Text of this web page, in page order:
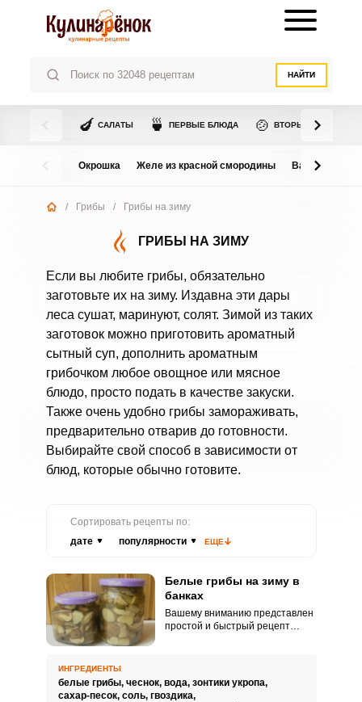
НАЙТИ
🍆 САЛАТЫ 🍵 ПЕРВЫЕ БЛЮДА 🍲 ВТОРЫЕ БЛЮДА
Окрошка Желе из красной смородины Варенье из
/ Грибы / Грибы на зиму
ГРИБЫ НА ЗИМУ
Если вы любите грибы, обязательно
заготовьте их на зиму. Издавна эти дары
леса сушат, маринуют, солят. Зимой из таких
заготовок можно приготовить ароматный
сытный суп, дополнить ароматным
грибочком любое овощное или мясное
блюдо, просто подать в качестве закуски.
Также очень удобно грибы замораживать,
предварительно отварив до готовности.
Выбирайте свой способ в зависимости от
блюд, которые обычно готовите.
Сортировать рецепты по:
дате
популярности ЕЩЕ
Белые грибы на зиму в
банках
Вашему вниманию представлен
простой и быстрый рецепт
подобной закуски не обходится
ни один заготовительный сезон.
ИНГРЕДИЕНТЫ
белые грибы, чеснок, вода, зонтики укропа,
сахар-песок, соль, гвоздика,